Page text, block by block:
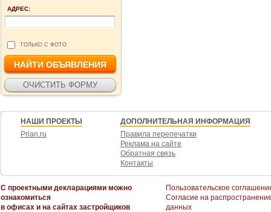
АДРЕС:
ТОЛЬКО С ФОТО
НАШИ ПРОЕКТЫ
Prian.ru
ДОПОЛНИТЕЛЬНАЯ ИНФОРМАЦИЯ
Правила перепечатки
Реклама на сайте
Обратная связь
Контакты
С проектными декларациями можно
ознакомиться
в офисах и на сайтах застройщиков
Пользовательское
Согласие на
данных